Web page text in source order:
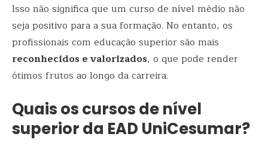
Isso não significa que um curso de nível médio não
seja positivo para a sua formação. No entanto, os
profissionais com educação superior são mais
reconhecidos e valorizados, o que pode render
ótimos frutos ao longo da carreira.
Quais os cursos de nível
superior da EAD UniCesumar?